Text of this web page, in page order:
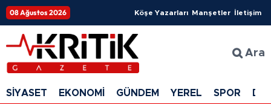
08 Ağustos 2026 Köşe Yazarları Manşetler İletişim
Ara
SİYASET EKONOMİ GÜNDEM YEREL SPOR